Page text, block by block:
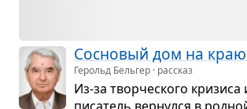
Сос­но­вый дом на краю
Герольд Бельгер · рассказ
Из-за твор­че­ского кри­зиса
писа­тель вер­нулся в